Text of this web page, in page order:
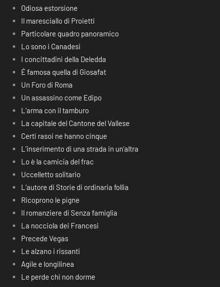
Odiosa estorsione
Il maresciallo di Proietti
Particolare quadro panoramico
Lo sono i Canadesi
I concittadini della Deledda
É famosa quella di Giosafat
Un Foro di Roma
Un assassino come Edipo
L’arma con il tamburo
La capitale del Cantone del Vallese
Certi rasoi ne hanno cinque
L’inserimento di una strada in un’altra
Lo è la camicia del frac
Uccelletto solitario
L’autore di Storie di ordinaria follia
Ricoprono le pigne
Il romanziere di Senza famiglia
La nocciola dei Francesi
Precede Vegas
Le alzano i rissanti
Agile e longilinea
Le perde chi non dorme